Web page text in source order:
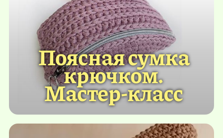
Поясная сумка
крючком.
Мастер-класс